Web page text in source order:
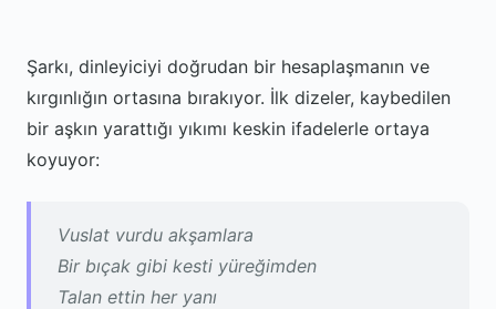
Şarkı, dinleyiciyi doğrudan bir hesaplaşmanın ve
kırgınlığın ortasına bırakıyor. İlk dizeler, kaybedilen
bir aşkın yarattığı yıkımı keskin ifadelerle ortaya
koyuyor:
Vuslat vurdu akşamlara
Bir bıçak gibi kesti yüreğimden
Talan ettin her yanı